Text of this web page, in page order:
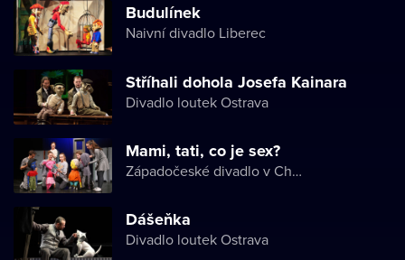
Budulínek
Naivní divadlo Liberec
Stříhali dohola Josefa Kainara
Divadlo loutek Ostrava
Mami, tati, co je sex?
Západočeské divadlo v Chebu
Dášeňka
Divadlo loutek Ostrava